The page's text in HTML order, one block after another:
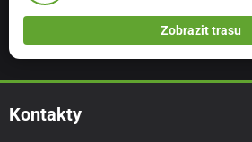
Zobrazit trasu
Kontakty